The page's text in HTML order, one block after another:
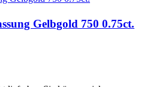
Gelbgold 750 0.75ct.